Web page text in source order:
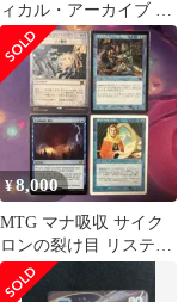
ィカル・アーカイブ サ
イクロンの裂け目 狼狽
の嵐
¥8,000
MTG マナ吸収 サイク
ロンの裂け目 リスティ
クの研究 青系汎用まと
め